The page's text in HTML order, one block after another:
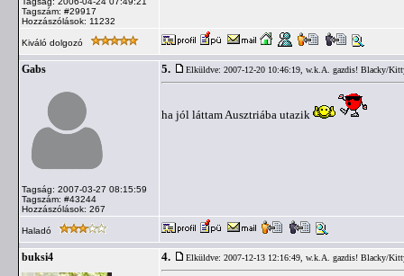
Tagszám: #29917
Hozzászólások: 11232
Kiváló dolgozó
Gabs
Tagság: 2007-03-27 08:15:59
Tagszám: #43244
Hozzászólások: 267
5. Elküldve: 2007-12-20 10:46:19, w.k.A. gazdis! Blacky/
ha jól láttam Ausztriába utazik
Haladó
buksi4 4. Elküldve: 2007-12-13 12:16:49, w.k.A. gazdis! Blacky/